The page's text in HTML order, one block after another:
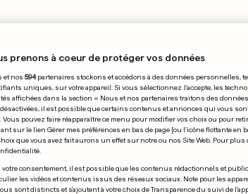
06.01.2008
prenons à coeur de protéger vos données
et nos 594partenaires stockons et accédons à des données personnelles,
uniques, sur votre appareil. Si vous sélectionnez J'accepte, les
affichées dans la section « Nous et nos partenaires traitons des
il est possible que certains contenus et annonces qui vous
Vous pouvez faire réapparaître ce menu pour modifier vos choix ou pour
sur le lien Gérer mes préférences en bas de page [ou l'icône flottante en
que vous avez fait aurons un effet sur notre ou nos Site Web. Pour
votre consentement, il est possible que les contenus rédactionnels et
les vidéos et contenus issus des réseaux sociaux. Note pour les
sont distincts et s'ajoutent à votre choix de Transparence du suivi de